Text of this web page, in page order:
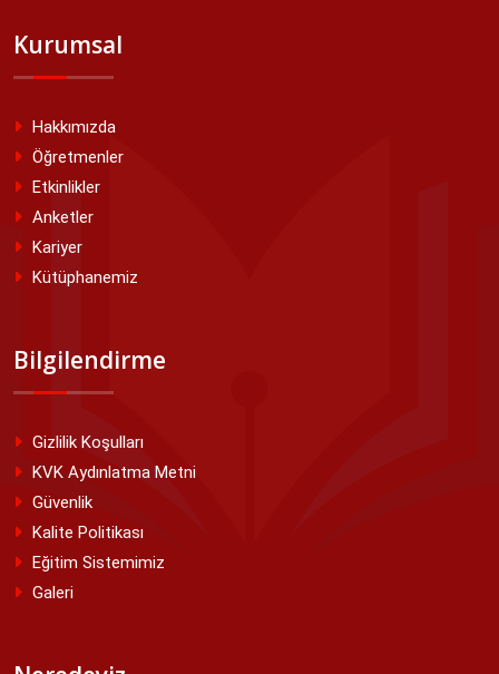
Kurumsal
Hakkımızda
Öğretmenler
Etkinlikler
Anketler
Kariyer
Kütüphanemiz
Bilgilendirme
Gizlilik Koşulları
KVK Aydınlatma Metni
Güvenlik
Kalite Politikası
Eğitim Sistemimiz
Galeri